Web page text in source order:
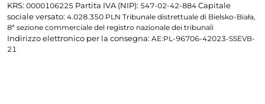
KRS: 0000106225 Partita IVA (NIP): 547-02-42-884 Capitale
sociale versato: 4.028.350 PLN Tribunale distrettuale di Bielsko-Biała,
8ª sezione commerciale del registro nazionale dei tribunali
Indirizzo elettronico per la consegna: AE:PL-96706-42023-SSEVB-
21